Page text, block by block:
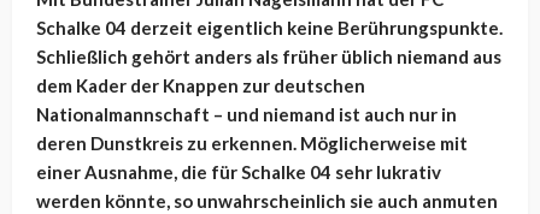
Schalke 04 derzeit eigentlich keine Berührungspunkte.
Schließlich gehört anders als früher üblich niemand aus
dem Kader der Knappen zur deutschen
Nationalmannschaft – und niemand ist auch nur in
deren Dunstkreis zu erkennen. Möglicherweise mit
einer Ausnahme, die für Schalke 04 sehr lukrativ
werden könnte, so unwahrscheinlich sie auch anmuten